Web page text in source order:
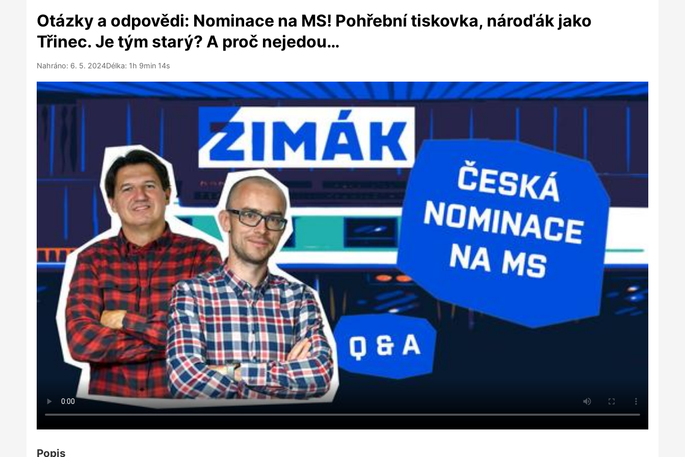
Otázky a odpovědi: Nominace na MS! Pohřební tiskovka, nároďák jako
Třinec. Je tým starý? A proč nejedou…
Nahráno: 6. 5. 2024Délka: 1h 9min 14s
Popis